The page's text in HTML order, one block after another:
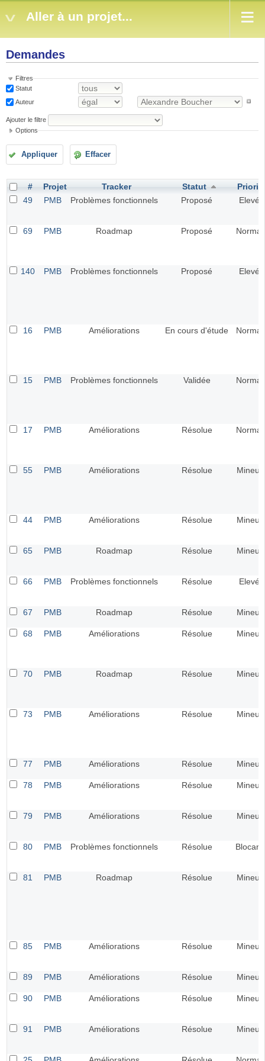
Aller à un projet...
Demandes
Filtres
Statut
Auteur
Ajouter le filtre
Options
Appliquer Effacer
# Projet Tracker Statut
49
PMB Problèmes fonctionnels Proposé Elevé
69 PMB Roadmap Proposé Normal
140 PMB Problèmes fonctionnels Proposé Elevé
16 PMB Améliorations En cours d'étude Normal
15 PMB Problèmes fonctionnels Validée Normal
17 PMB Améliorations Résolue Normal
55 PMB Améliorations Résolue Mineur
44 PMB Améliorations Résolue Mineur
65 PMB Roadmap Résolue Mineur
66 PMB Problèmes fonctionnels Résolue Elevé
67 PMB Roadmap Résolue Mineur
68 PMB Améliorations Résolue Mineur
70 PMB Roadmap Résolue Mineur
73 PMB Améliorations Résolue Mineur
77 PMB Améliorations Résolue Mineur
78 PMB Améliorations Résolue Mineur
79 PMB Améliorations Résolue Mineur
80 PMB Problèmes fonctionnels Résolue Blocant
81 PMB Roadmap Résolue Mineur
85 PMB Améliorations Résolue Mineur
89 PMB Améliorations Résolue Mineur
90 PMB Améliorations Résolue Mineur
91 PMB Améliorations Résolue Mineur